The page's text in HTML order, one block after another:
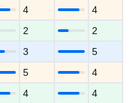
4
4
2
2
3
5
5
4
4
4